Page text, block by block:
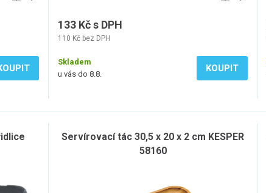
133 Kč s DPH
110 Kč bez DPH
Skladem
u vás do 8.8.
KOUPIT
Servírovací tác 30,5 x 20 x 2 cm KESPER
58160